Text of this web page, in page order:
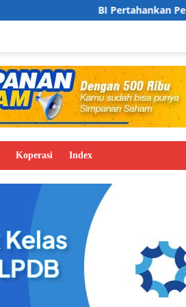
BI Pertahankan Pertumbuhan
Koperasi Index